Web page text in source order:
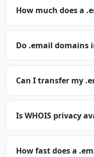
How much does a
Do .email domains
Can I transfer my
Is WHOIS privacy
How fast does a